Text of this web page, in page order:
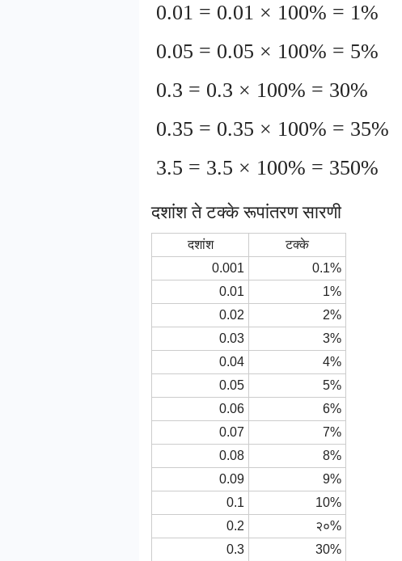
0.01 = 0.01 × 100% = 1%
0.05 = 0.05 × 100% = 5%
0.3 = 0.3 × 100% = 30%
0.35 = 0.35 × 100% = 35%
3.5 = 3.5 × 100% = 350%
दशांश ते टक्के रूपांतरण सारणी
दशांश
टक्के
0.001
0.1%
0.01
1%
0.02
2%
0.03
3%
0.04
4%
0.05
5%
0.06
6%
0.07
7%
0.08
8%
0.09
9%
0.1
10%
0.2
२०%
0.3
30%